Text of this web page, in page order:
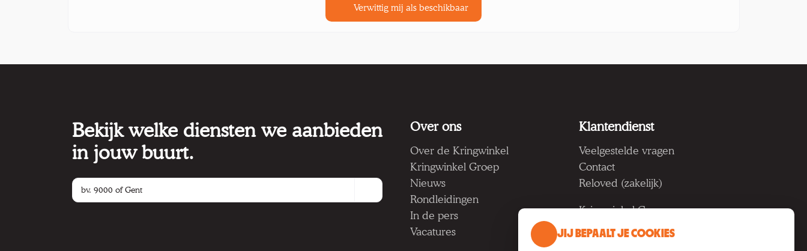
Verwittig mij als beschikbaar
Bekijk welke diensten we aanbieden
in jouw buurt.
Over ons
Over de Kringwinkel
Kringwinkel Groep
Nieuws
Rondleidingen
In de pers
Vacatures
Klantendienst
Veelgestelde vragen
Contact
Reloved (zakelijk)
Kringwinkel Groep vzw
Koning Albertlaan 124, 9000
JIJ BEPAALT JE COOKIES